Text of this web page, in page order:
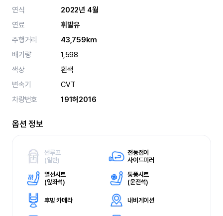
연식
2022년 4월
연료
휘발유
주행거리
43,759km
배기량
1,598
색상
흰색
변속기
CVT
차량번호
191허2016
옵션 정보
썬루프
(일반)
전동접이
사이드미러
열선시트
(앞좌석)
통풍시트
(운전석)
후방 카메라 내비게이션